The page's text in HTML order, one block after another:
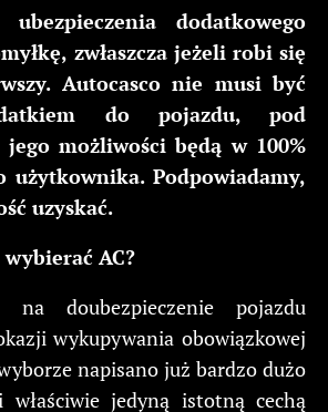
dodatkowego
zwłaszcza jeżeli robi się
Autocasco nie musi być
do pojazdu, pod
możliwości będą w 100%
użytkownika. Podpowiadamy,
uzyskać.
AC?
na doubezpieczenie pojazdu
wykupywania obowiązkowej
napisano już bardzo dużo
jedyną istotną cechą